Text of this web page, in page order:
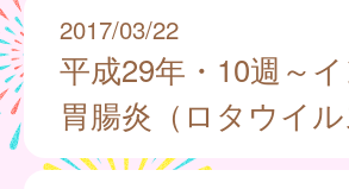
2017/03/22
平成29年・10週～
胃腸炎（ロタウイ